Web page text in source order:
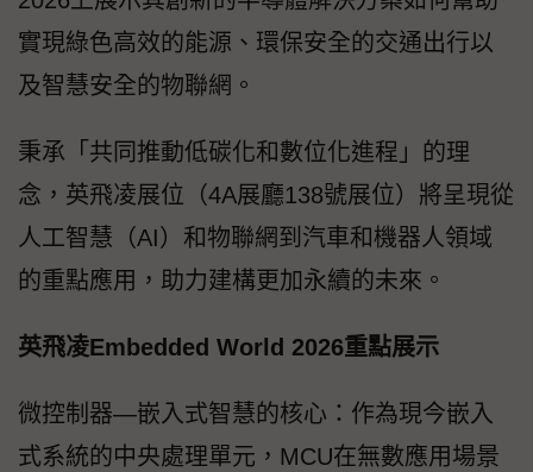
實現綠色高效的能源、環保安全的交通出行以
及智慧安全的物聯網。
秉承「共同推動低碳化和數位化進程」的理
念，英飛凌展位（4A展廳138號展位）將呈現從
人工智慧（AI）和物聯網到汽車和機器人領域
的重點應用，助力建構更加永續的未來。
英飛凌Embedded World 2026重點展示
微控制器—嵌入式智慧的核心：作為現今嵌入
式系統的中央處理單元，MCU在無數應用場景